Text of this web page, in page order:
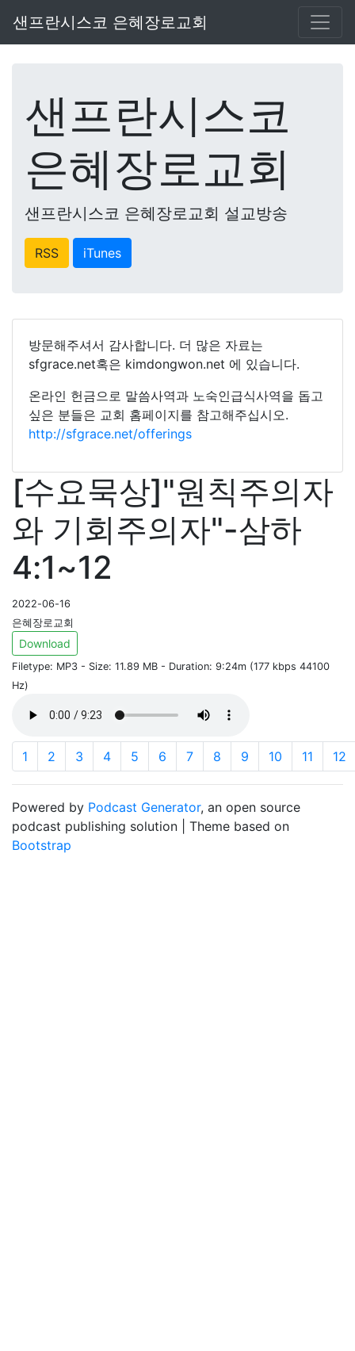
샌프란시스코 은혜장로교회
샌프란시스코
은혜장로교회
샌프란시스코 은혜장로교회 설교방송
RSS iTunes
방문해주셔서 감사합니다. 더 많은 자료는
sfgrace.net혹은 kimdongwon.net 에 있습니다.
온라인 헌금으로 말씀사역과 노숙인급식사역을 돕고
싶은 분들은 교회 홈페이지를 참고해주십시오.
http://sfgrace.net/offerings
[수요묵상]"원칙주의자
와 기회주의자"-삼하
4:1~12
2022-06-16
은혜장로교회
Download
Filetype: MP3 - Size: 11.89 MB - Duration: 9:24m (177 kbps 44100
Hz)
1 2 3 4 5 6 7 8 9 10 11 12
Powered by Podcast Generator, an open source
podcast publishing solution | Theme based on
Bootstrap